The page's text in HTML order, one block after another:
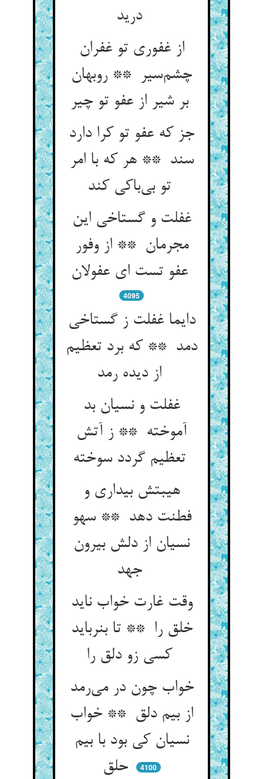
درید
از غفوری تو غفران
چشم‌سیر ** روبهان
بر شیر از عفو تو چیر
جز که عفو تو کرا دارد
سند ** هر که با امر
غفلت و گستاخی این
مجرمان ** از وفور
عفو تست ای عفولان
4095
دایما غفلت ز گستاخی
دمد ** که برد تعظیم
غفلت و نسیان بد
آموخته ** ز آتش
هیبتش بیداری و
فطنت دهد ** سهو
نسیان از دلش بیرون
جهد
وقت غارت خواب ناید
خلق را ** تا بنرباید
خواب چون در می‌رمد
از بیم دلق ** خواب
نسیان کی بود با بیم
حلق
4100